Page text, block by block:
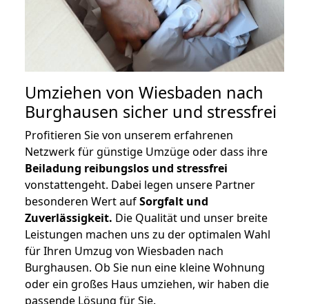
Umziehen von Wiesbaden nach
Burghausen sicher und stressfrei
Profitieren Sie von unserem erfahrenen
Netzwerk für günstige Umzüge oder dass ihre
Beiladung reibungslos und stressfrei
vonstattengeht. Dabei legen unsere Partner
besonderen Wert aufSorgfalt und
Zuverlässigkeit. Die Qualität und unser breite
Leistungen machen uns zu der optimalen Wahl
für Ihren Umzug von Wiesbaden nach
Burghausen. Ob Sie nun eine kleine Wohnung
oder ein großes Haus umziehen, wir haben die
passende Lösung für Sie.